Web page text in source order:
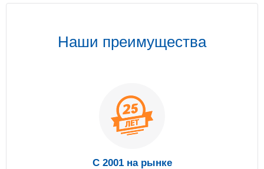
Наши преимущества
С 2001 на рынке